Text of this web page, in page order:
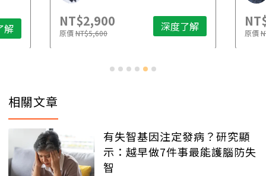
解 NT$2,900
原價NT$5,600 深度了解 原價
相關文章
有失智基因注定發病？研究顯
示：越早做7件事最能護腦防失
智